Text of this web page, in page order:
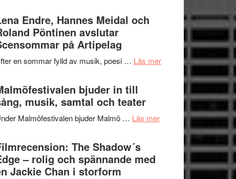
genrens
vidsträckta
Trustorhärvan
–
fascinerande,
spännande
och
mycket
att
tänka
Endre, Hannes Meidal och
Pöntinen avslutar
på Artipelag
en sommar fylld av musik, poesi … Läs merom
Hannes
Roland
Pöntinen
Scensommar
bjuder in till
musik, samtal och teater
Malmöfestivalen bjuder Malmö … Läs merom
Malmöfestivalen
The Shadow´s
– rolig och spännande med
Jackie Chan i storform